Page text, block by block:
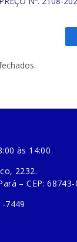
às 14:00
2232.
– CEP: 68743-
7449